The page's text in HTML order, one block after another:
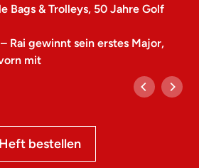
Bags & Trolleys, 50 Jahre Golf
Rai gewinnt sein erstes Major,
mit
Heft bestellen